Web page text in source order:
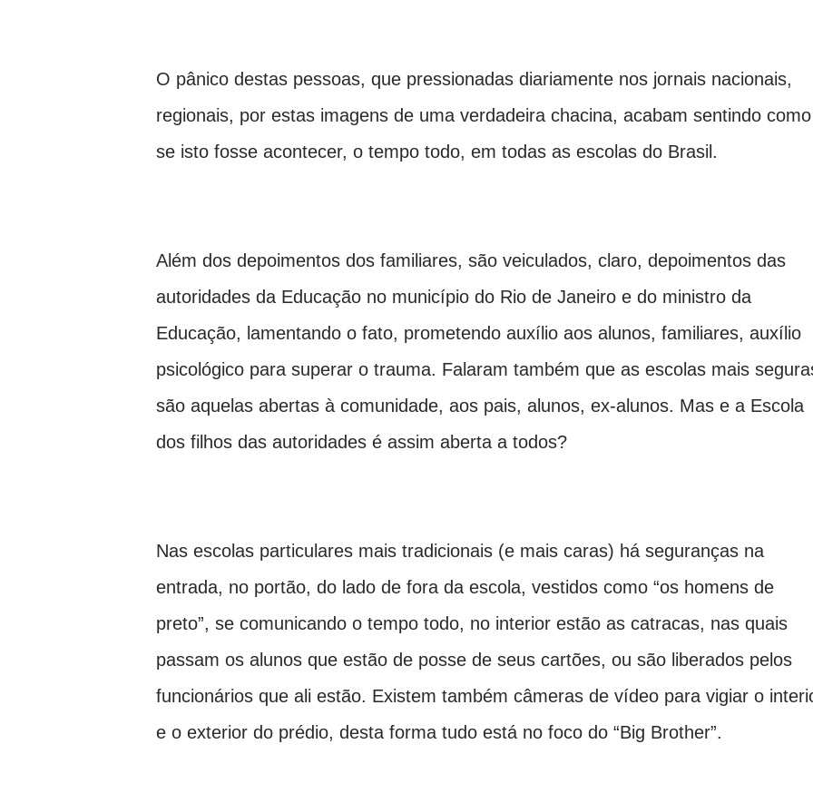
O pânico destas pessoas, que pressionadas diariamente nos jornais nacionais,
regionais, por estas imagens de uma verdadeira chacina, acabam sentindo como
se isto fosse acontecer, o tempo todo, em todas as escolas do Brasil.
Além dos depoimentos dos familiares, são veiculados, claro, depoimentos das
autoridades da Educação no município do Rio de Janeiro e do ministro da
Educação, lamentando o fato, prometendo auxílio aos alunos, familiares, auxílio
psicológico para superar o trauma. Falaram também que as escolas mais
são aquelas abertas à comunidade, aos pais, alunos, ex-alunos. Mas e a Escola
dos filhos das autoridades é assim aberta a todos?
Nas escolas particulares mais tradicionais (e mais caras) há seguranças na
entrada, no portão, do lado de fora da escola, vestidos como “os homens de
preto”, se comunicando o tempo todo, no interior estão as catracas, nas quais
passam os alunos que estão de posse de seus cartões, ou são liberados pelos
funcionários que ali estão. Existem também câmeras de vídeo para vigiar o
e o exterior do prédio, desta forma tudo está no foco do “Big Brother”.